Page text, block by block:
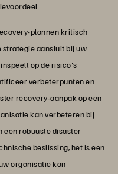
plannen kritisch
strategie aansluit bij uw
op de risico's
verbeterpunten en
recovery-aanpak op een
kan verbeteren bij
een robuuste disaster
beslissing, het is een
organisatie kan